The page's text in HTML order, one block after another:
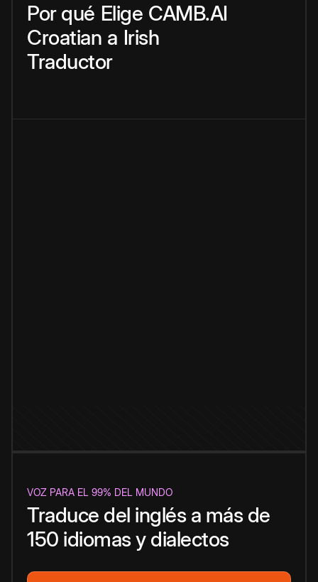
Por qué Elige CAMB.AI
Croatian a Irish
Traductor
VOZ PARA EL 99% DEL MUNDO
Traduce del inglés a más de
150 idiomas y dialectos